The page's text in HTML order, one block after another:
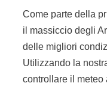
Come parte della
il massiccio degli
delle migliori
Utilizzando la
controllare il meteo